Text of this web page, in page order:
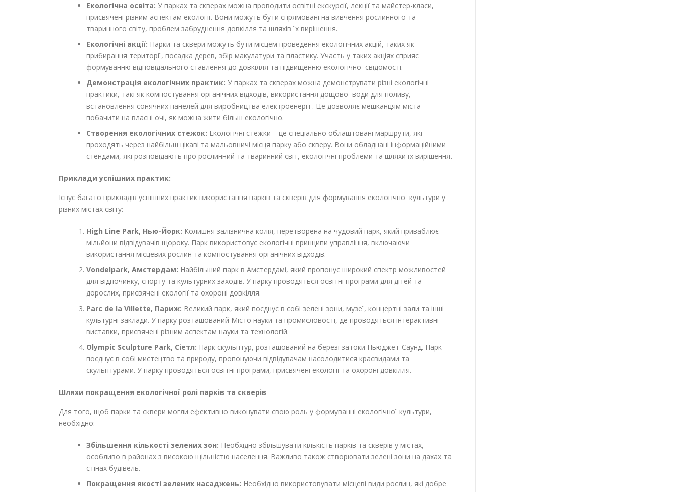
Екологічна освіта: У парках та скверах можна проводити освітні екскурсії, лекції та майстер-класи,
присвячені різним аспектам екології. Вони можуть бути спрямовані на вивчення рослинного та
тваринного світу, проблем забруднення довкілля та шляхів їх вирішення.
Екологічні акції: Парки та сквери можуть бути місцем проведення екологічних акцій, таких як
прибирання території, посадка дерев, збір макулатури та пластику. Участь у таких акціях сприяє
формуванню відповідального ставлення до довкілля та підвищенню екологічної свідомості.
Демонстрація екологічних практик: У парках та скверах можна демонструвати різні екологічні
практики, такі як компостування органічних відходів, використання дощової води для поливу,
встановлення сонячних панелей для виробництва електроенергії. Це дозволяє мешканцям міста
побачити на власні очі, як можна жити більш екологічно.
Створення екологічних стежок: Екологічні стежки – це спеціально облаштовані маршрути, які
проходять через найбільш цікаві та мальовничі місця парку або скверу. Вони обладнані інформаційними
стендами, які розповідають про рослинний та тваринний світ, екологічні проблеми та шляхи їх вирішення.
Приклади успішних практик:
Існує багато прикладів успішних практик використання парків та скверів для формування екологічної культури у
різних містах світу:
High Line Park, Нью-Йорк: Колишня залізнична колія, перетворена на чудовий парк, який приваблює
мільйони відвідувачів щороку. Парк використовує екологічні принципи управління, включаючи
використання місцевих рослин та компостування органічних відходів.
Vondelpark, Амстердам: Найбільший парк в Амстердамі, який пропонує широкий спектр можливостей
для відпочинку, спорту та культурних заходів. У парку проводяться освітні програми для дітей та
дорослих, присвячені екології та охороні довкілля.
Parc de la Villette, Париж: Великий парк, який поєднує в собі зелені зони, музеї, концертні зали та інші
культурні заклади. У парку розташований Місто науки та промисловості, де проводяться інтерактивні
виставки, присвячені різним аспектам науки та технологій.
Olympic Sculpture Park, Сіетл: Парк скульптур, розташований на березі затоки Пьюджет-Саунд. Парк
поєднує в собі мистецтво та природу, пропонуючи відвідувачам насолодитися краєвидами та
скульптурами. У парку проводяться освітні програми, присвячені екології та охороні довкілля.
Шляхи покращення екологічної ролі парків та скверів
Для того, щоб парки та сквери могли ефективно виконувати свою роль у формуванні екологічної культури,
необхідно:
Збільшення кількості зелених зон: Необхідно збільшувати кількість парків та скверів у містах,
особливо в районах з високою щільністю населення. Важливо також створювати зелені зони на дахах та
стінах будівель.
Покращення якості зелених насаджень: Необхідно використовувати місцеві види рослин, які добре